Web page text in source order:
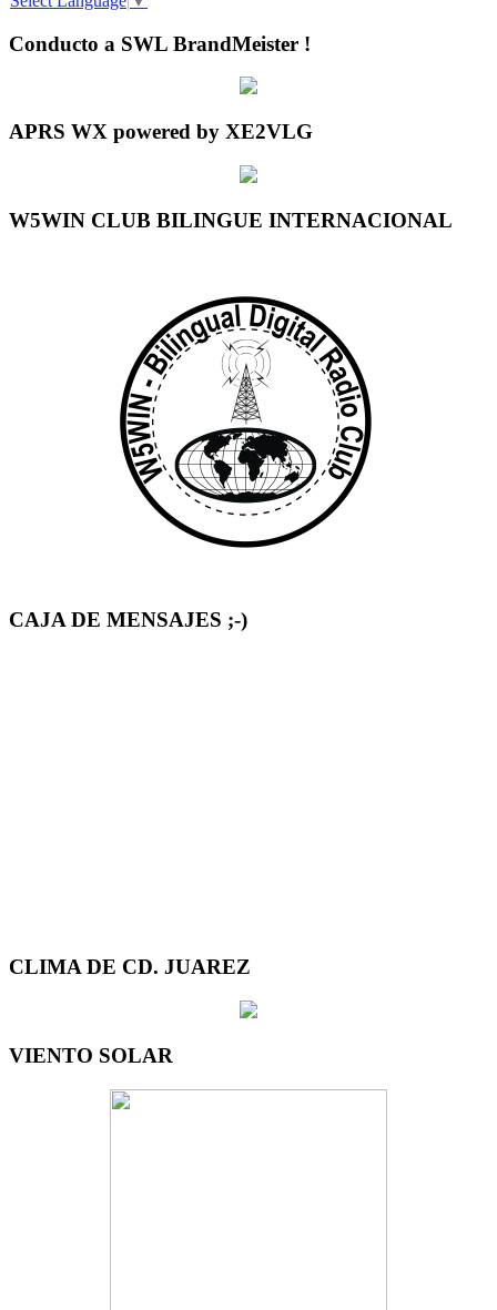
Conducto a SWL BrandMeister !
APRS WX powered by XE2VLG
W5WIN CLUB BILINGUE INTERNACIONAL
CAJA DE MENSAJES ;-)
CLIMA DE CD. JUAREZ
VIENTO SOLAR